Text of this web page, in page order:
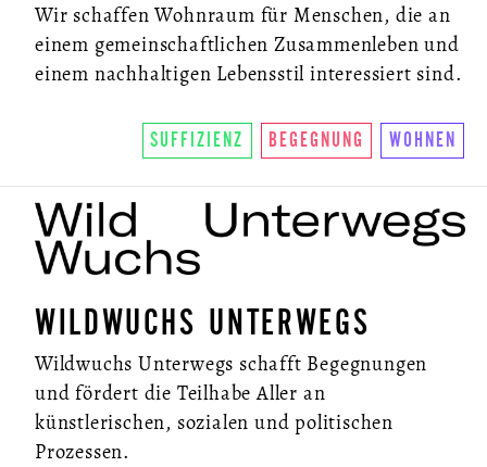
SO FUNKTIONIERTS
U.LAB HUB
WANDEL
Wir schaffen Wohnraum für Menschen, die an
einem gemeinschaftlichen Zusammenleben und
einem nachhaltigen Lebensstil interessiert sind.
SUFFIZIENZ BEGEGNUNG WOHNEN
WILDWUCHS UNTERWEGS
Wildwuchs Unterwegs schafft Begegnungen
und fördert die Teilhabe Aller an
künstlerischen, sozialen und politischen
Prozessen.